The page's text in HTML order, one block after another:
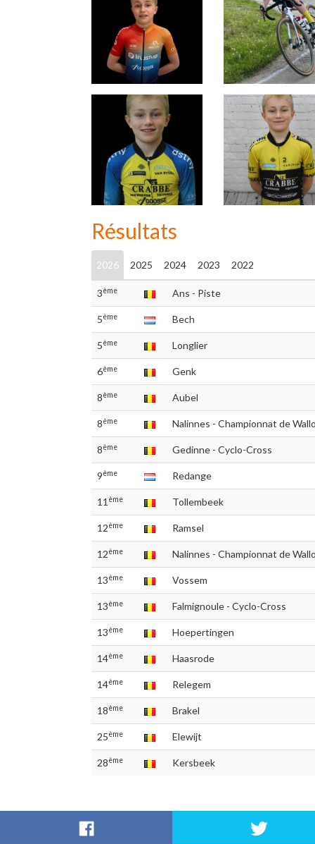
Résultats
2026 2025 2024 2023 2022
3ème Ans - Piste
5ème Bech
5ème Longlier
6ème Genk
8ème Aubel
8ème Nalinnes - Championnat de
8ème Gedinne - Cyclo-Cross
9ème Redange
11 ème Tollembeek
12ème Ramsel
12ème Nalinnes - Championnat de
13ème Vossem
13ème Falmignoule - Cyclo-Cross
13ème Hoepertingen
14ème Haasrode
14ème Relegem
18ème Brakel
25ème Elewijt
28ème Kersbeek